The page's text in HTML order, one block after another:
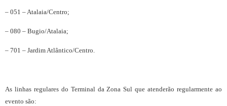
– 051 – Atalaia/Centro;
– 080 – Bugio/Atalaia;
– 701 – Jardim Atlântico/Centro.
As linhas regulares do Terminal da Zona Sul que atenderão regularmente ao
evento são: